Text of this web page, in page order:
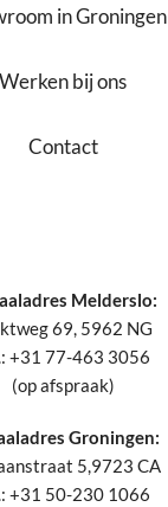
in Groningen
Werken bij ons
Contact
Melderslo:
69, 5962 NG
+31 77-463 3056
(op afspraak)
Groningen:
5,9723 CA
+31 50-230 1066